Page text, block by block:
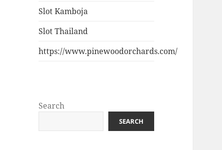
Slot Kamboja
Slot Thailand
https://www.pinewoodorchards.com/
Search
SEARCH